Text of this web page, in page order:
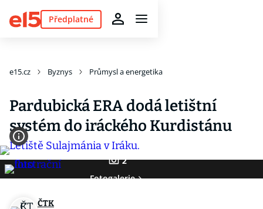
Předplatné
e15.cz Byznys Průmysl a energetika
Pardubická ERA dodá letištní
systém do iráckého Kurdistánu
2
Fotogalerie
ČTK